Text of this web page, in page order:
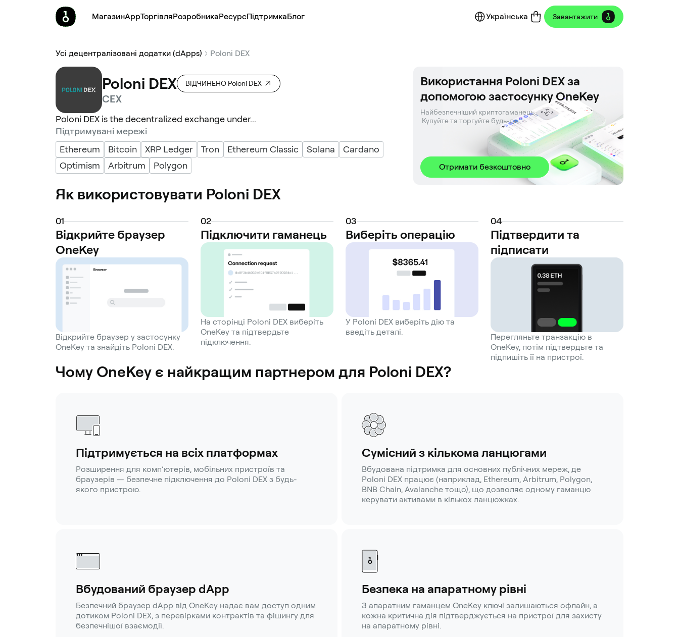
МагазинAppТоргівляPозробникаРесурсПідтримкаБлог Українська Завантажити
Усі децентралізовані додатки (dApps) Poloni DEX
Poloni DEX ВІДЧИНЕНО Poloni DEX
CEX
Poloni DEX is the decentralized exchange under...
Підтримувані мережі
Ethereum
Bitcoin XRP Ledger Tron Ethereum Classic Solana
Cardano
Optimism
Arbitrum Polygon
Використання Poloni DEX за
допомогою застосунку OneKey
Найбезпечніший криптогаманець.
Купуйте та торгуйте будь-де.
Отримати безкоштовно
Як використовувати Poloni DEX
01
Відкрийте браузер
OneKey
Відкрийте браузер у застосунку
OneKey та знайдіть Poloni DEX.
02
Підключити гаманець
На сторінці Poloni DEX виберіть
OneKey та підтвердьте
підключення.
03
Виберіть операцію
У Poloni DEX виберіть дію та
введіть деталі.
04
Підтвердити та
підписати
Перегляньте транзакцію в
OneKey, потім підтвердьте та
підпишіть її на пристрої.
Чому OneKey є найкращим партнером для Poloni DEX?
Підтримується на всіх платформах
Розширення для комп’ютерів, мобільних пристроїв та
браузерів — безпечне підключення до Poloni DEX з будь-
якого пристрою.
Сумісний з кількома ланцюгами
Вбудована підтримка для основних публічних мереж, де
Poloni DEX працює (наприклад, Ethereum, Arbitrum, Polygon,
BNB Chain, Avalanche тощо), що дозволяє одному гаманцю
керувати активами в кількох ланцюжках.
Вбудований браузер dApp
Безпечний браузер dApp від OneKey надає вам доступ одним
дотиком Poloni DEX, з перевірками контрактів та фішингу для
безпечнішої взаємодії.
Безпека на апаратному рівні
З апаратним гаманцем OneKey ключі залишаються офлайн, а
кожна критична дія підтверджується на пристрої для захисту
на апаратному рівні.